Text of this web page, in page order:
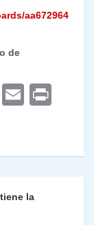
aa672964
de
G
E
l
la